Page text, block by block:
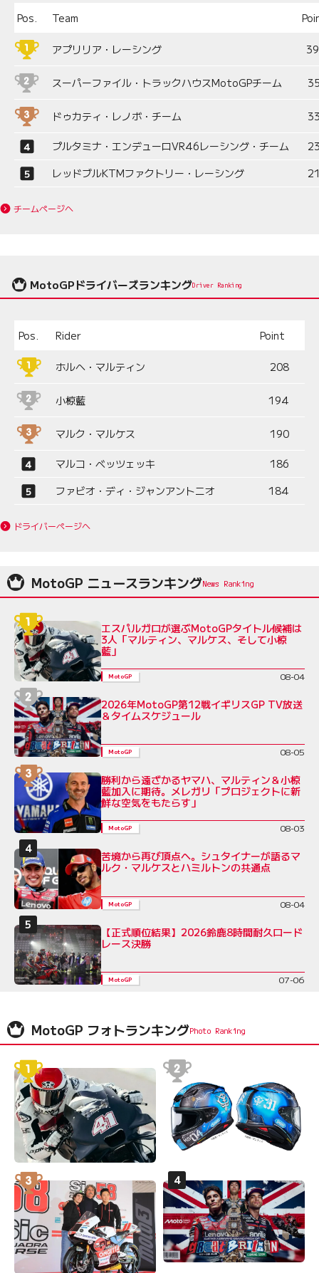
Pos. Team
アプリリア・レーシング
スーパーファイル・トラックハウスMotoGPチーム
ドゥカティ・レノボ・チーム
プルタミナ・エンデューロVR46レーシング・チーム
レッドブルKTMファクトリー・レーシング
チームページへ
MotoGPドライバーズランキングDriver Ranking
Pos. Rider Point
ホルヘ・マルティン 208
小椋藍 194
マルク・マルケス 190
マルコ・ベッツェッキ
186
ファビオ・ディ・ジャンアントニオ
184
ドライバーページへ
MotoGP ニュースランキング
エスパルガロが選ぶMotoGPタイトル候補は
3人「マルティン、マルケス、そして小椋
藍」
MotoGP 08-04
2026年MotoGP第12戦イギリスGP TV放送
＆タイムスケジュール
MotoGP 08-05
勝利から遠ざかるヤマハ、マルティン＆小椋
藍加入に期待。メレガリ「プロジェクトに新
鮮な空気をもたらす」
MotoGP 08-03
苦境から再び頂点へ。シュタイナーが語るマ
ルク・マルケスとハミルトンの共通点
MotoGP 08-04
【正式順位結果】2026鈴鹿8時間耐久ロード
レース決勝
MotoGP 07-06
MotoGP フォトランキング